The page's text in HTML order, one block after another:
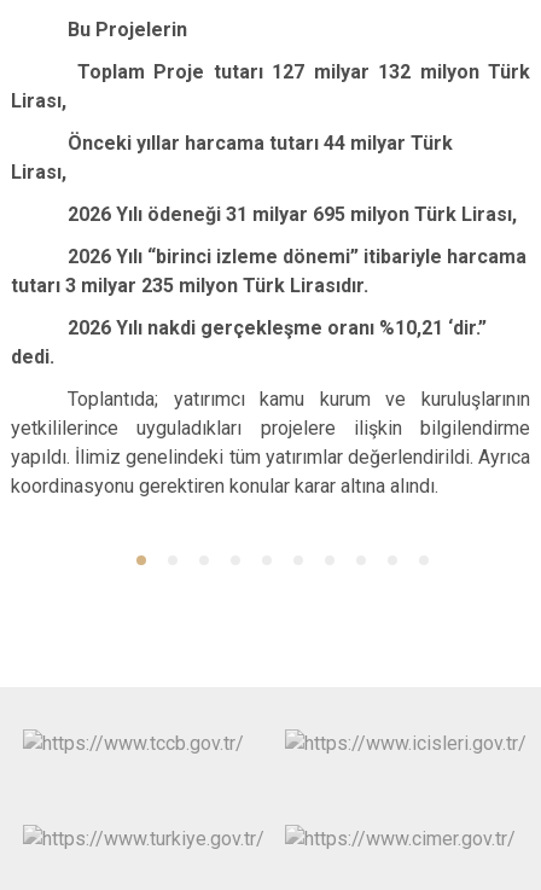
Bu Projelerin
Toplam Proje tutarı 127 milyar 132 milyon Türk
Lirası,
Önceki yıllar harcama tutarı 44 milyar Türk
Lirası,
2026 Yılı ödeneği 31 milyar 695 milyon Türk Lirası,
2026 Yılı “birinci izleme dönemi” itibariyle harcama
tutarı 3 milyar 235 milyon Türk Lirasıdır.
2026 Yılı nakdi gerçekleşme oranı %10,21 ‘dir.”
dedi.
Toplantıda; yatırımcı kamu kurum ve kuruluşlarının
yetkililerince uyguladıkları projelere ilişkin bilgilendirme
yapıldı. İlimiz genelindeki tüm yatırımlar değerlendirildi. Ayrıca
koordinasyonu gerektiren konular karar altına alındı.